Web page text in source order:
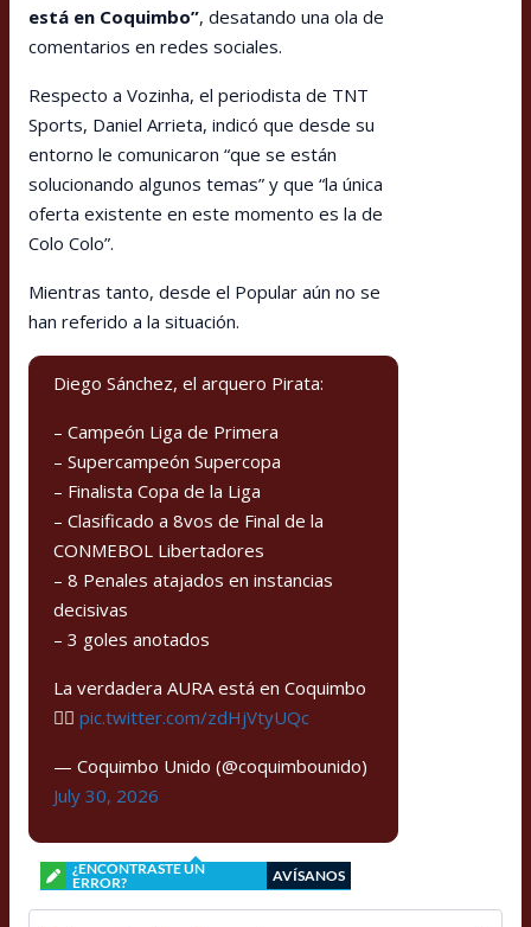
está en Coquimbo”, desatando una ola de
comentarios en redes sociales.
Respecto a Vozinha, el periodista de TNT
Sports, Daniel Arrieta, indicó que desde su
entorno le comunicaron “que se están
solucionando algunos temas” y que “la única
oferta existente en este momento es la de
Colo Colo”.
Mientras tanto, desde el Popular aún no se
han referido a la situación.
Diego Sánchez, el arquero Pirata:
– Campeón Liga de Primera
– Supercampeón Supercopa
– Finalista Copa de la Liga
– Clasificado a 8vos de Final de la
CONMEBOL Libertadores
– 8 Penales atajados en instancias
decisivas
– 3 goles anotados
La verdadera AURA está en Coquimbo
🏴‍☠️ pic.twitter.com/zdHjVtyUQc
— Coquimbo Unido (@coquimbounido)
July 30, 2026
¿ENCONTRASTE UN
ERROR?
AVÍSANOS